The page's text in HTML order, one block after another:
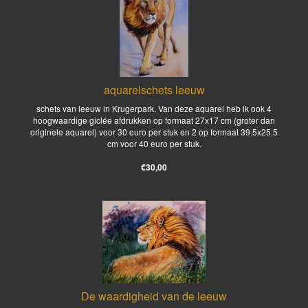
aquarelschets leeuw
schets van leeuw in Krugerpark. Van deze aquarel heb ik ook 4
hoogwaardige giclée afdrukken op formaat 27x17 cm (groter dan
originele aquarel) voor 30 euro per stuk en 2 op formaat 39.5x25.5
cm voor 40 euro per stuk.
€30,00
De waardigheid van de leeuw